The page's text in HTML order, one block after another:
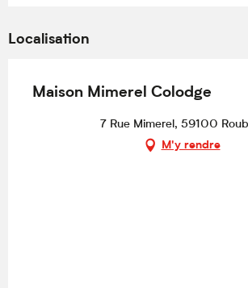
Localisation
Maison Mimerel Colodge
7 Rue Mimerel, 59100
M'y rendre